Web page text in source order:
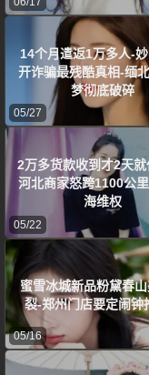
14个月遣返1万多人-
开诈骗最残酷真相-缅
梦彻底破碎
05/27
2万多货款收到才2天就
河北商家怒跨1100公
海维权
05/22
蜜雪冰城新品粉黛春
裂-郑州门店要定闹钟
05/16